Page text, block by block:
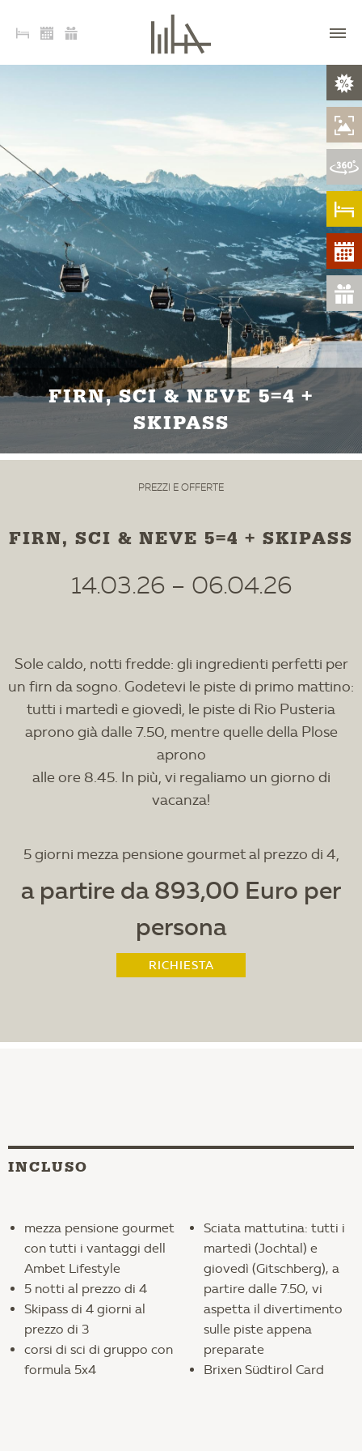
FIRN, SCI & NEVE 5=4 +
SKIPASS
PREZZI E OFFERTE
FIRN, SCI & NEVE 5=4 + SKIPASS
14.03.26 – 06.04.26
Sole caldo, notti fredde: gli ingredienti perfetti per
un firn da sogno. Godetevi le piste di primo mattino:
tutti i martedì e giovedì, le piste di Rio Pusteria
aprono già dalle 7.50, mentre quelle della Plose
aprono
alle ore 8.45. In più, vi regaliamo un giorno di
vacanza!
5 giorni mezza pensione gourmet al prezzo di 4,
a partire da 893,00 Euro per
persona
RICHIESTA
INCLUSO
mezza pensione gourmet
con tutti i vantaggi dell
Ambet Lifestyle
5 notti al prezzo di 4
Skipass di 4 giorni al
prezzo di 3
corsi di sci di gruppo con
formula 5x4
Sciata mattutina: tutti i
martedì (Jochtal) e
giovedì (Gitschberg), a
partire dalle 7.50, vi
aspetta il divertimento
sulle piste appena
preparate
Brixen Südtirol Card